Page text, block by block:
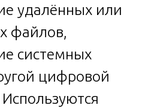
удалённых или
файлов,
системных
цифровой